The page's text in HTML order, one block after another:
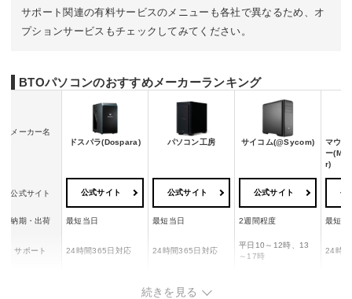
サポート関連の有料サービスのメニューも各社で異なるため、オ
プションサービスもチェックしてみてください。
BTOパソコンのおすすめメーカーランキング
メーカー名
ドスパラ(Dospara)
パソコン工房 サイコム(@Sycom)
マウス
ー
r)
公式サイト 公式サイト 公式サイト 公式サイト 公
納期・出荷 最短当日 最短当日 2週間程度 最短3
サポート 24時間365日対応 24時間365日対応
平日10～12時、13
～17時
24時
続きを見る